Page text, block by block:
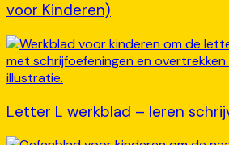
voor Kinderen)
Letter L werkblad – leren